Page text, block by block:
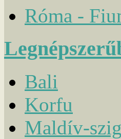
Róma -
Bali
Korfu
Maldív-